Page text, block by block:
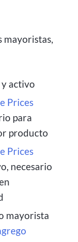
mayoristas,
activo
Prices
para
producto
Prices
necesario
mayorista